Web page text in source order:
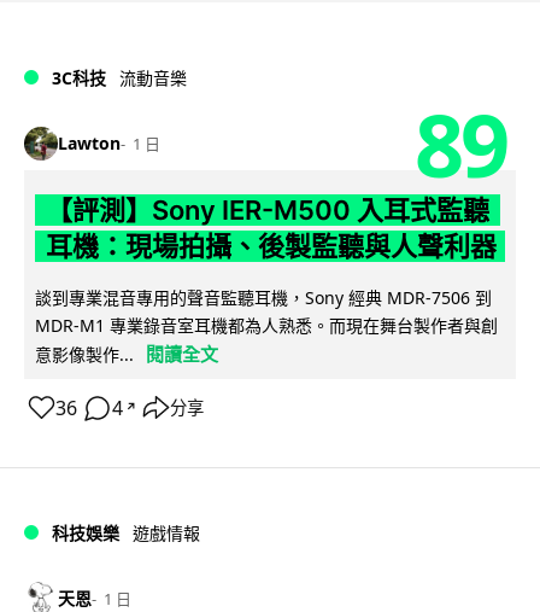
3C科技 流動音樂
Lawton 1 日 89
【評測】Sony IER-M500 入耳式監聽
耳機：現場拍攝、後製監聽與人聲利器
談到專業混音專用的聲音監聽耳機，Sony 經典 MDR-7506 到
MDR-M1 專業錄音室耳機都為人熟悉。而現在舞台製作者與創
意影像製作...
閱讀全文
36 4 ↗ 分享
科技娛樂 遊戲情報
天恩 1 日